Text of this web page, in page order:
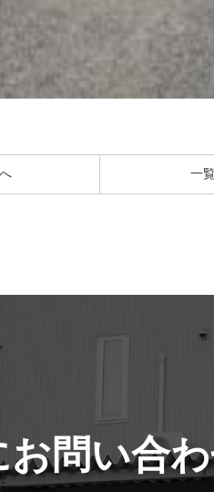
一
お問い合